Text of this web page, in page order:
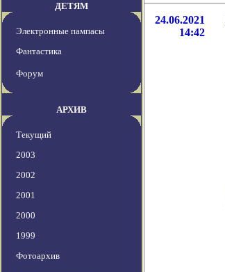
ДЕТЯМ
Электронные пампасы
Фантастика
Форум
АРХИВ
Текущий
2003
2002
2001
2000
1999
Фотоархив
24.06.2021
14:42